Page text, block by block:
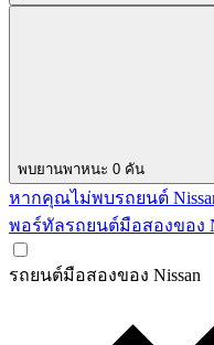
พบยานพาหนะ 0 คัน
หากคุณไม่พบรถยนต์
พอร์ทัลรถยนต์มือสองของ
รถยนต์มือสองของ Nissan